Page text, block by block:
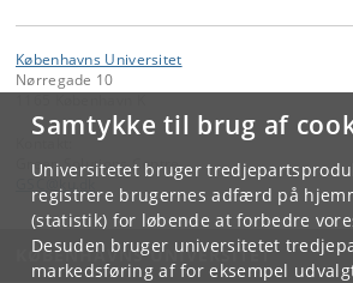
Samtykke til brug af
Universitetet bruger
registrere brugernes adfærd på
(statistik) for løbende at forbedre
Desuden bruger universitetet
markedsføring af for eksempel
Københavns Universitet
Nørregade 10
Green Solutions Centre
KØBENHAVNS UNIVERSITET